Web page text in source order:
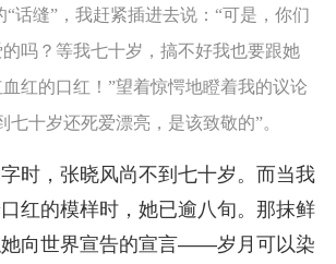
“话缝”，我赶紧插进去说：“可是，你们
吗？等我七十岁，搞不好我也要跟她
红的口红！”望着惊愕地瞪着我的议论
七十岁还死爱漂亮，是该致敬的”。
时，张晓风尚不到七十岁。而当我
红的模样时，她已逾八旬。那抹鲜
向世界宣告的宣言——岁月可以染